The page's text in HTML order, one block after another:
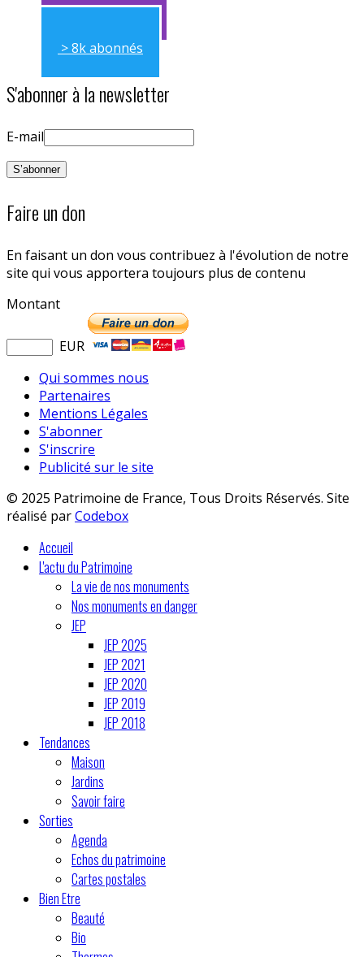
> 11k abonnés
> 8k abonnés
S'abonner à la newsletter
E-mail
Faire un don
En faisant un don vous contribuez à l'évolution de notre
site qui vous apportera toujours plus de contenu
Montant
EUR
Qui sommes nous
Partenaires
Mentions Légales
S'abonner
S'inscrire
Publicité sur le site
© 2025 Patrimoine de France, Tous Droits Réservés. Site
réalisé parCodebox
Accueil
L'actu du Patrimoine
La vie de nos monuments
Nos monuments en danger
JEP
JEP 2025
JEP 2021
JEP 2020
JEP 2019
JEP 2018
Tendances
Maison
Jardins
Savoir faire
Sorties
Agenda
Echos du patrimoine
Cartes postales
Bien Etre
Beauté
Bio